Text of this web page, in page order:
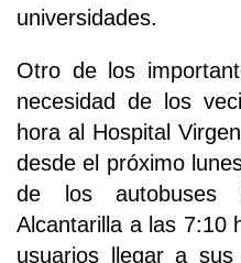
universidades.
Otro de los
necesidad de los
hora al Hospital
desde el próximo
de los autobuses
Alcantarilla a las 7:10
usuarios llegar a